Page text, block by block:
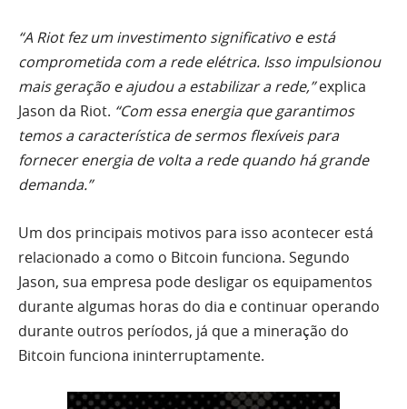
“A Riot fez um investimento significativo e está
comprometida com a rede elétrica. Isso impulsionou
mais geração e ajudou a estabilizar a rede,”explica
Jason da Riot. “Com essa energia que garantimos
temos a característica de sermos flexíveis para
fornecer energia de volta a rede quando há grande
demanda.”
Um dos principais motivos para isso acontecer está
relacionado a como o Bitcoin funciona. Segundo
Jason, sua empresa pode desligar os equipamentos
durante algumas horas do dia e continuar operando
durante outros períodos, já que a mineração do
Bitcoin funciona ininterruptamente.